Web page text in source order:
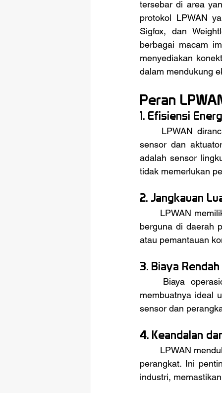
tersebar di area
protokol LPWAN
Sigfox, dan
berbagai macam
menyediakan
dalam mendukung
Peran
1. Efisiensi
sensor dan
adalah sensor
tidak memerlukan
2. Jangkauan
berguna di daerah
atau pemantauan
3. Biaya Rendah
membuatnya ideal
sensor dan
4. Keandalan
perangkat. Ini
industri,